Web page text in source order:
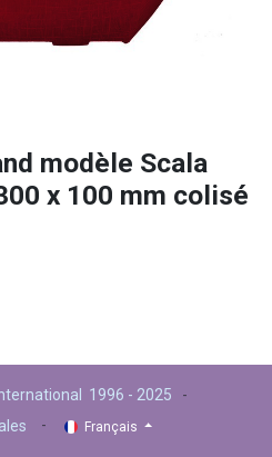
modèle Scala
x 100 mm colisé
1996 - 2025 -
- Français